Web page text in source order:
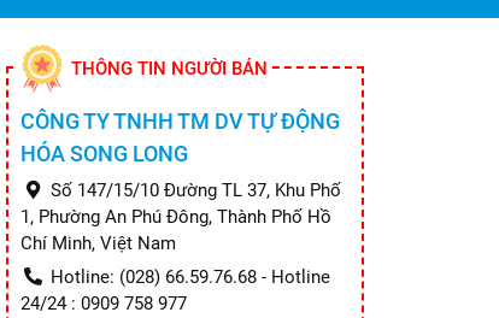
THÔNG TIN NGƯỜI BÁN
CÔNG TY TNHH TM DV TỰ ĐỘNG
HÓA SONG LONG
Số 147/15/10 Đường TL 37, Khu Phố
1, Phường An Phú Đông, Thành Phố Hồ
Chí Minh, Việt Nam
Hotline: (028) 66.59.76.68 - Hotline
24/24 : 0909 758 977